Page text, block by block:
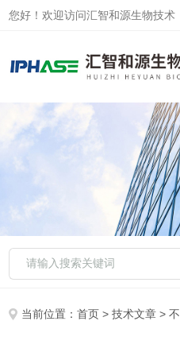
您好！欢迎访问汇智和源生物技术
当前位置：首页 >技术文章 >